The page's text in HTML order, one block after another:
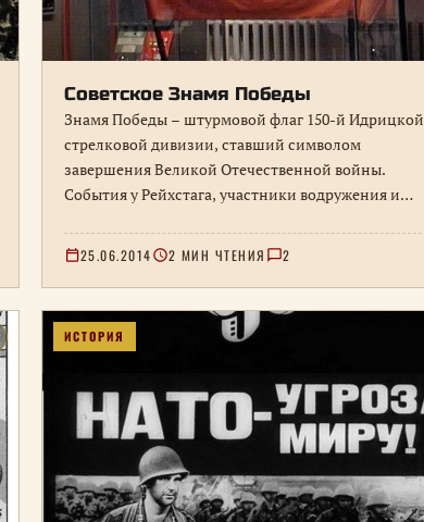
Советское Знамя Победы
Знамя Победы – штурмовой флаг 150-й Идрицкой
стрелковой дивизии, ставший символом
завершения Великой Отечественной войны.
События у Рейхстага, участники водружения и
25.06.2014 2 МИН ЧТЕНИЯ 2
ИСТОРИЯ